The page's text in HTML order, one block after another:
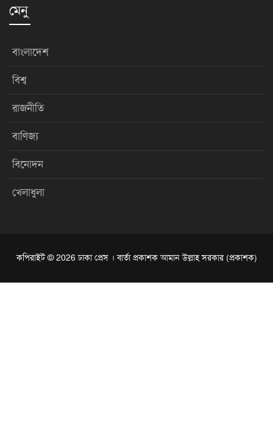
মেনু
বাংলাদেশ
বিশ্ব
রাজনীতি
বাণিজ্য
বিনোদন
খেলাধুলা
কপিরাইট © 2026 ঢাকা প্রেস । বার্তা প্রকাশক আমান উল্লাহ সরকার (প্রকাশক)